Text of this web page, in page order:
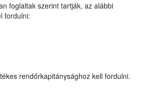
foglaltak szerint tartják, az alábbi
fordulni:
rendőrkapitánysághoz kell fordulni.